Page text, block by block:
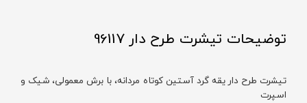
توضیحات تیشرت طرح دار 96117
تیشرت طرح دار یقه گرد آستین کوتاه مردانه، با برش معمولی، شیک و
اسپرت